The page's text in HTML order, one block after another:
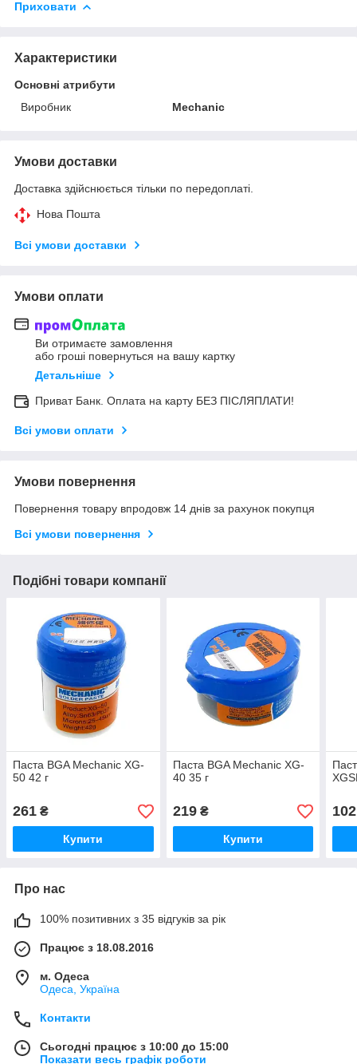
Приховати
Характеристики
Основні атрибути
Виробник
Mechanic
Умови доставки
Доставка здійснюється тільки по передоплаті.
Нова Пошта
Всі умови доставки
Умови оплати
Ви отримаєте замовлення
або гроші повернуться на вашу картку
Детальніше
Приват Банк. Оплата на карту БЕЗ ПІСЛЯПЛАТИ!
Всі умови оплати
Умови повернення
Повернення товару впродовж 14 днів за рахунок покупця
Всі умови повернення
Подібні товари компанії
Паста BGA Mechanic XG-
50 42 г
261 ₴
Купити
Паста BGA Mechanic XG-
40 35 г
219₴
Купити
102
Про нас
100% позитивних з 35 відгуків за рік
Працює з 18.08.2016
м. Одеса
Одеса, Україна
Контакти
Сьогодні працює з 10:00 до 15:00
Показати весь графік роботи